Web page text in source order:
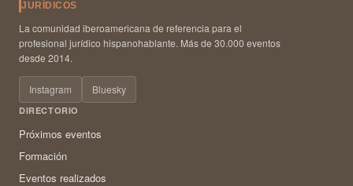
JURÍDICOS
La comunidad iberoamericana de referencia para el
profesional jurídico hispanohablante. Más de 30.000 eventos
desde 2014.
Instagram Bluesky
DIRECTORIO
Próximos eventos
Formación
Eventos realizados